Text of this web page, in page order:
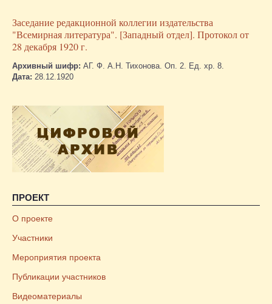
Заседание редакционной коллегии издательства
"Всемирная литература". [Западный отдел]. Протокол от
28 декабря 1920 г.
Архивный шифр: АГ. Ф. А.Н. Тихонова. Оп. 2. Ед. хр. 8.
Дата: 28.12.1920
ПРОЕКТ
О проекте
Участники
Мероприятия проекта
Публикации участников
Видеоматериалы